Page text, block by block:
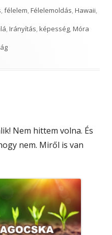
,félelem,Félelemoldás,Hawaii,
,Irányítás,képesség,Móra
Nem hittem volna. És
nem. Miről is van